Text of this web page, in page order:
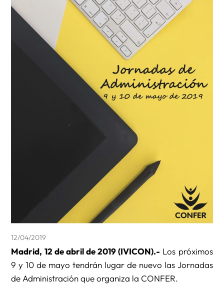
12/04/2019
Madrid, 12 de abril de 2019 (IVICON).- Los próximos
9 y 10 de mayo tendrán lugar de nuevo las Jornadas
de Administración que organiza la CONFER.